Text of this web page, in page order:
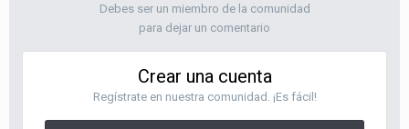
Debes ser un miembro de la comunidad
para dejar un comentario
Crear una cuenta
Regístrate en nuestra comunidad. ¡Es fácil!